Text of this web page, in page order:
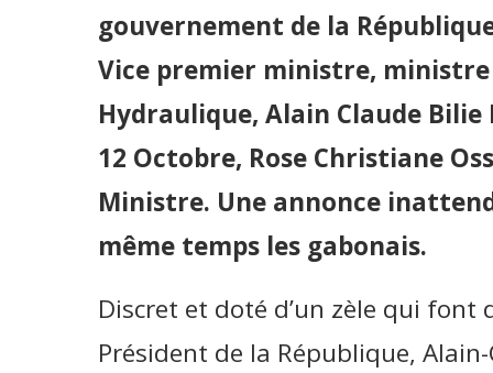
gouvernement de la
Vice premier ministre, ministre
Hydraulique, Alain Claude Bilie
12 Octobre, Rose Christiane
Ministre. Une annonce
même temps les gabonais.
Discret et doté d’un zèle qui
Président de la République,